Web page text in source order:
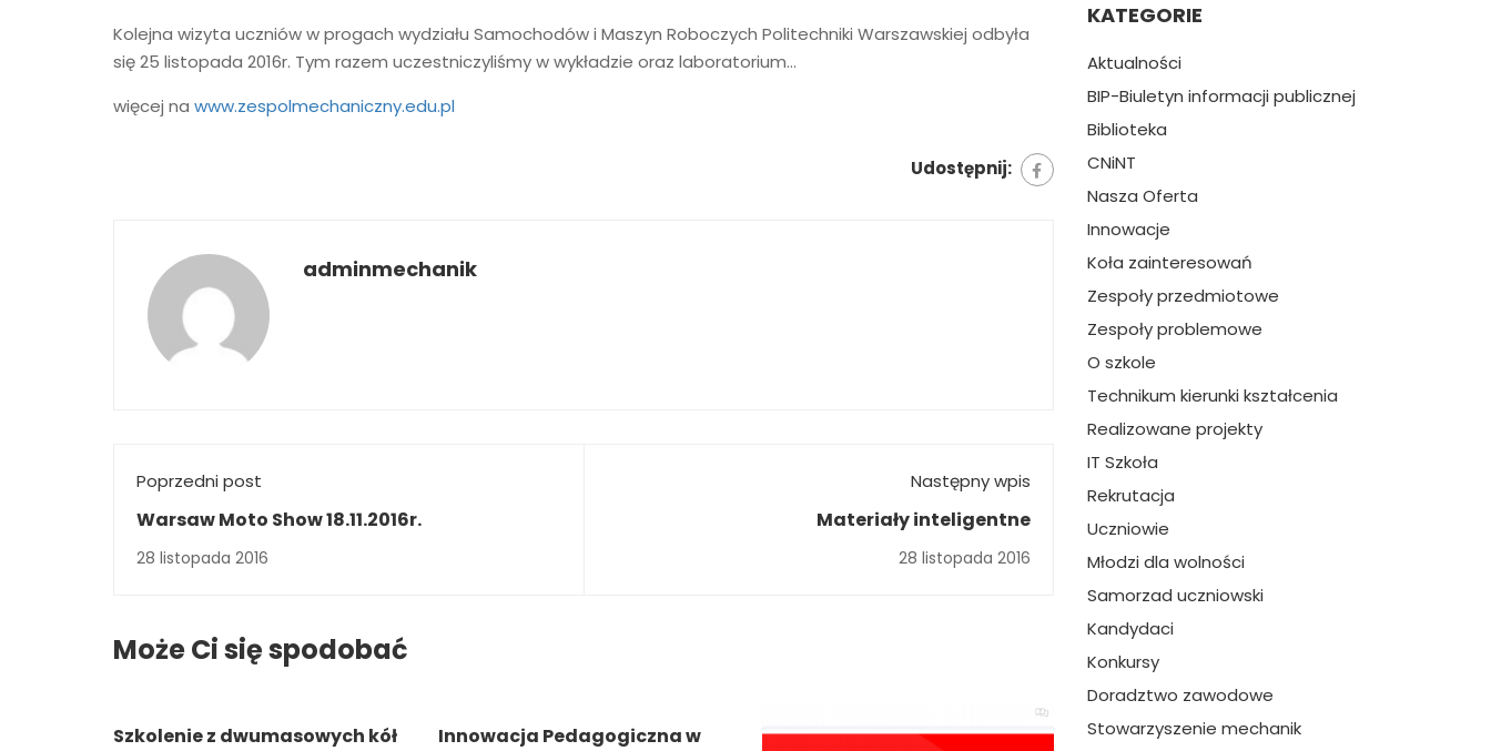
Kolejna wizyta uczniów w progach wydziału Samochodów i Maszyn Roboczych Politechniki Warszawskiej odbyła
się 25 listopada 2016r. Tym razem uczestniczyliśmy w wykładzie oraz laboratorium…
więcej na www.zespolmechaniczny.edu.pl
Udostępnij:
adminmechanik
Poprzedni post
Warsaw Moto Show 18.11.2016r.
28 listopada 2016
Następny wpis
Materiały inteligentne
28 listopada 2016
Może Ci się spodobać
Szkolenie z dwumasowych kół
Innowacja Pedagogiczna w
KATEGORIE
Aktualności
BIP-Biuletyn informacji publicznej
Biblioteka
CNiNT
Nasza Oferta
Innowacje
Koła zainteresowań
Zespoły przedmiotowe
Zespoły problemowe
O szkole
Technikum kierunki kształcenia
Realizowane projekty
IT Szkoła
Rekrutacja
Uczniowie
Młodzi dla wolności
Samorzad uczniowski
Kandydaci
Konkursy
Doradztwo zawodowe
Stowarzyszenie mechanik